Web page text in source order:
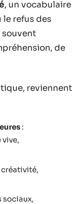
, un vocabulaire
refus des
souvent
de
reviennent
:
sociaux,